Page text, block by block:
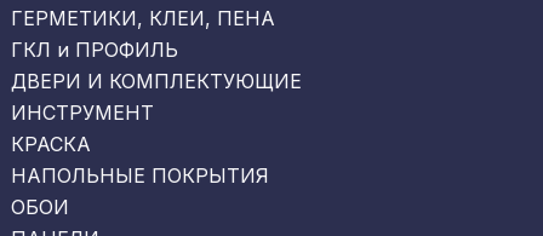
ГЕРМЕТИКИ, КЛЕИ, ПЕНА
ГКЛ и ПРОФИЛЬ
ДВЕРИ И КОМПЛЕКТУЮЩИЕ
ИНСТРУМЕНТ
КРАСКА
НАПОЛЬНЫЕ ПОКРЫТИЯ
ОБОИ